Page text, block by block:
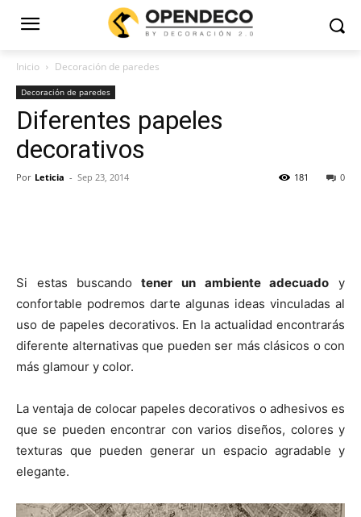
Inicio Decoración de paredes
Decoración de paredes
Diferentes papeles
decorativos
Por Leticia - Sep 23, 2014 0
181
Si estas buscando tener un ambiente adecuado y
confortable podremos darte algunas ideas vinculadas al
uso de papeles decorativos. En la actualidad encontrarás
diferente alternativas que pueden ser más clásicos o con
más glamour y color.
La ventaja de colocar papeles decorativos o adhesivos es
que se pueden encontrar con varios diseños, colores y
texturas que pueden generar un espacio agradable y
elegante.